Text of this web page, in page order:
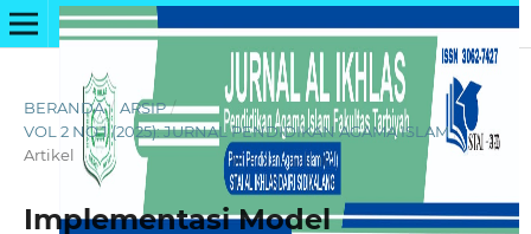
BERANDA / ARSIP /
VOL 2 NO 1 (2025): JURNAL PENDIDIKAN AGAMA ISLAM /
Artikel
Implementasi Model